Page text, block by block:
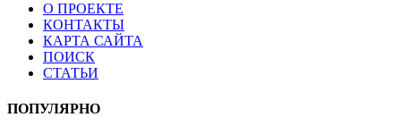
О ПРОЕКТЕ
КОНТАКТЫ
КАРТА САЙТА
ПОИСК
СТАТЬИ
ПОПУЛЯРНО